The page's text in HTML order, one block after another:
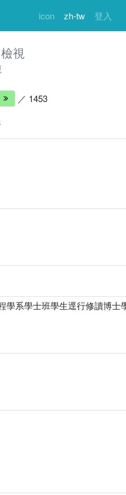
icon zh-tw 登入
檢視
／ 1453
學系學士班學生逕行修讀博士